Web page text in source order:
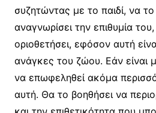
συζητώντας με το παιδί, να
αναγνωρίσει την επιθυμία
οριοθετήσει, εφόσον αυτή
ανάγκες του ζώου. Eάν είναι
να επωφεληθεί ακόμα
αυτή. Θα το βοηθήσει να